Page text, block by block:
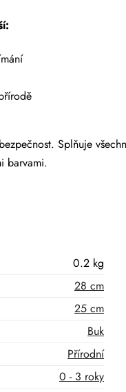
Splňuje
barvami.
0.2 kg
28 cm
25 cm
Buk
Přírodní
0 - 3 roky